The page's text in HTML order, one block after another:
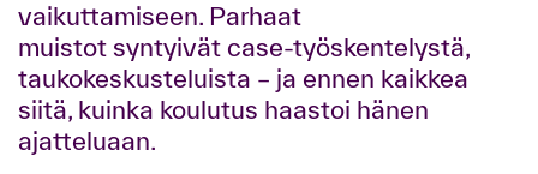
vaikuttamiseen. Parhaat
muistot syntyivät case-työskentelystä,
taukokeskusteluista – ja ennen kaikkea
siitä, kuinka koulutus haastoi hänen
ajatteluaan.